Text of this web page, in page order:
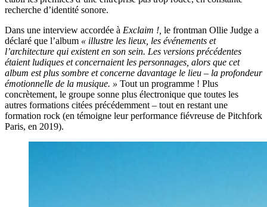
recherche d’identité sonore.
Dans une interview accordée à Exclaim !, le frontman Ollie Judge a
déclaré que l’album « illustre les lieux, les événements et
l’architecture qui existent en son sein. Les versions précédentes
étaient ludiques et concernaient les personnages, alors que cet
album est plus sombre et concerne davantage le lieu – la profondeur
émotionnelle de la musique. » Tout un programme ! Plus
concrètement, le groupe sonne plus électronique que toutes les
autres formations citées précédemment – tout en restant une
formation rock (en témoigne leur performance fiévreuse de Pitchfork
Paris, en 2019).